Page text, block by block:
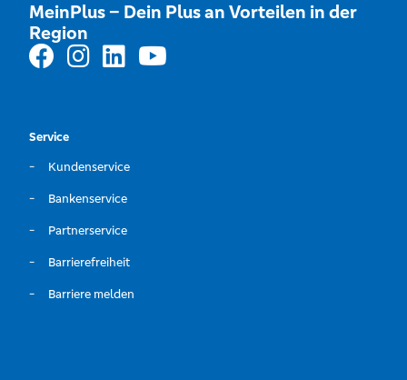
MeinPlus – Dein Plus an Vorteilen in der
Region
Service
Kundenservice
Bankenservice
Partnerservice
Barrierefreiheit
Barriere melden